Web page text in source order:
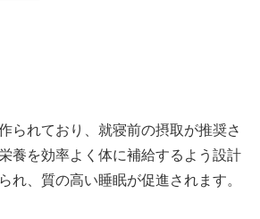
られており、就寝前の摂取が推奨さ
養を効率よく体に補給するよう設計
、質の高い睡眠が促進されます。